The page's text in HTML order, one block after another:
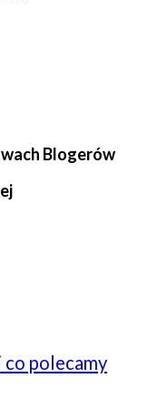
Blogerów
co polecamy